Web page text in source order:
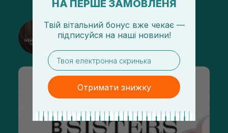
@sisters_stelmakh в Instagram
НА ПЕРШЕ ЗАМОВЛЕНЯ
Твій вітальний бонус вже чекає —
підписуйся на наші новини!
email
Отримати знижку